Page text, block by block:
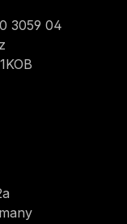
3059 04